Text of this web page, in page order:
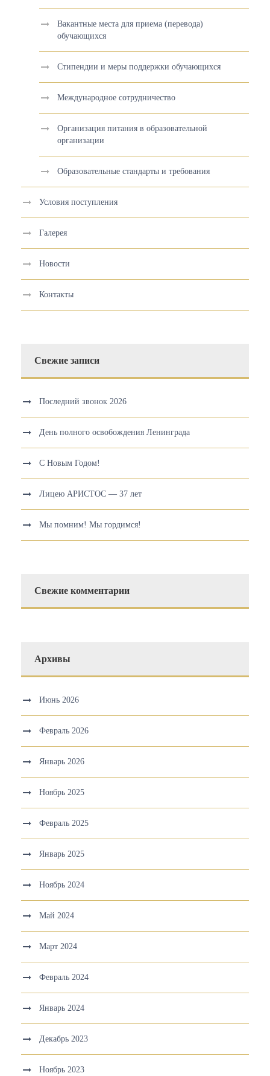
Вакантные места для приема (перевода)
обучающихся
Стипендии и меры поддержки обучающихся
Международное сотрудничество
Организация питания в образовательной
организации
Образовательные стандарты и требования
Условия поступления
Галерея
Новости
Контакты
Свежие записи
Последний звонок 2026
День полного освобождения Ленинграда
С Новым Годом!
Лицею АРИСТОС — 37 лет
Мы помним! Мы гордимся!
Свежие комментарии
Архивы
Июнь 2026
Февраль 2026
Январь 2026
Ноябрь 2025
Февраль 2025
Январь 2025
Ноябрь 2024
Май 2024
Март 2024
Февраль 2024
Январь 2024
Декабрь 2023
Ноябрь 2023